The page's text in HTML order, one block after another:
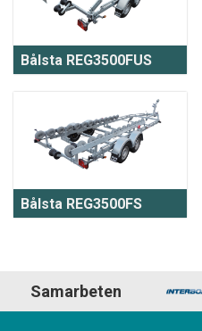
Bålsta REG3500FUS
Bålsta REG3500FS
Samarbeten